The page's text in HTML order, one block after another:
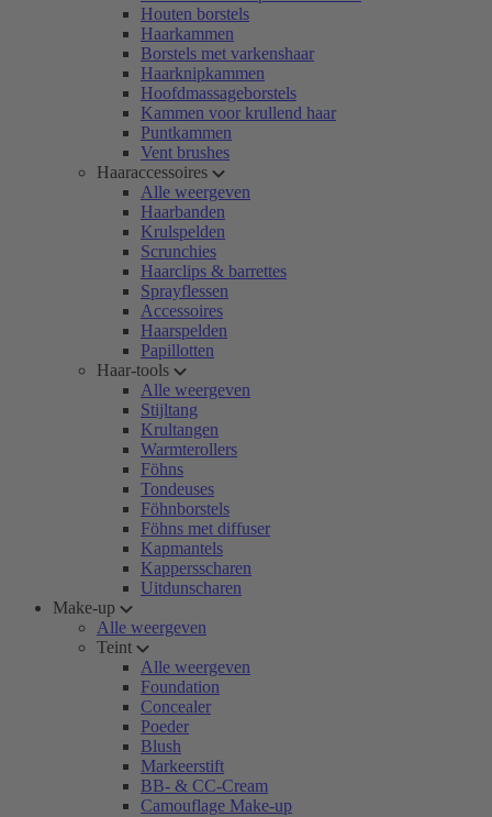
Houten borstels
Haarkammen
Borstels met varkenshaar
Haarknipkammen
Hoofdmassageborstels
Kammen voor krullend haar
Puntkammen
Vent brushes
Haaraccessoires
Alle weergeven
Haarbanden
Krulspelden
Scrunchies
Haarclips & barrettes
Sprayflessen
Accessoires
Haarspelden
Papillotten
Haar-tools
Alle weergeven
Stijltang
Krultangen
Warmterollers
Föhns
Tondeuses
Föhnborstels
Föhns met diffuser
Kapmantels
Kappersscharen
Uitdunscharen
Make-up
Alle weergeven
Teint
Alle weergeven
Foundation
Concealer
Poeder
Blush
Markeerstift
BB- & CC-Cream
Camouflage Make-up